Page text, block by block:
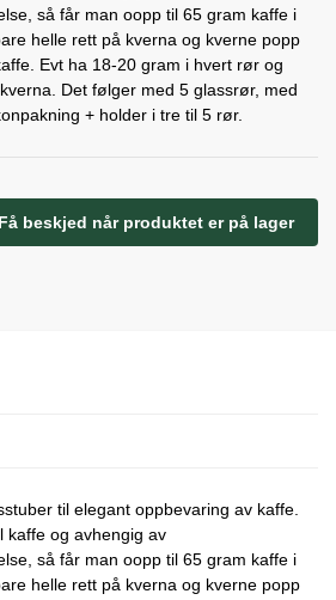
så får man oopp til 65 gram kaffe i
helle rett på kverna og kverne popp
Evt ha 18-20 gram i hvert rør og
Det følger med 5 glassrør, med
+ holder i tre til 5 rør.
til elegant oppbevaring av kaffe.
kaffe og avhengig av
så får man oopp til 65 gram kaffe i
helle rett på kverna og kverne popp